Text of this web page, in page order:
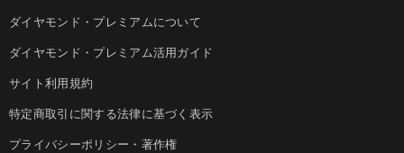
ダイヤモンド・プレミアムについて
ダイヤモンド・プレミアム活用ガイド
サイト利用規約
特定商取引に関する法律に基づく表示
プライバシーポリシー・著作権